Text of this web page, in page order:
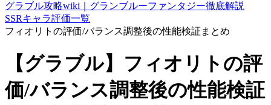
グラブル攻略wiki｜グランブルーファンタジー徹底解説
SSRキャラ評価一覧
フィオリトの評価/バランス調整後の性能検証まとめ
【グラブル】フィオリトの評
価/バランス調整後の性能検証